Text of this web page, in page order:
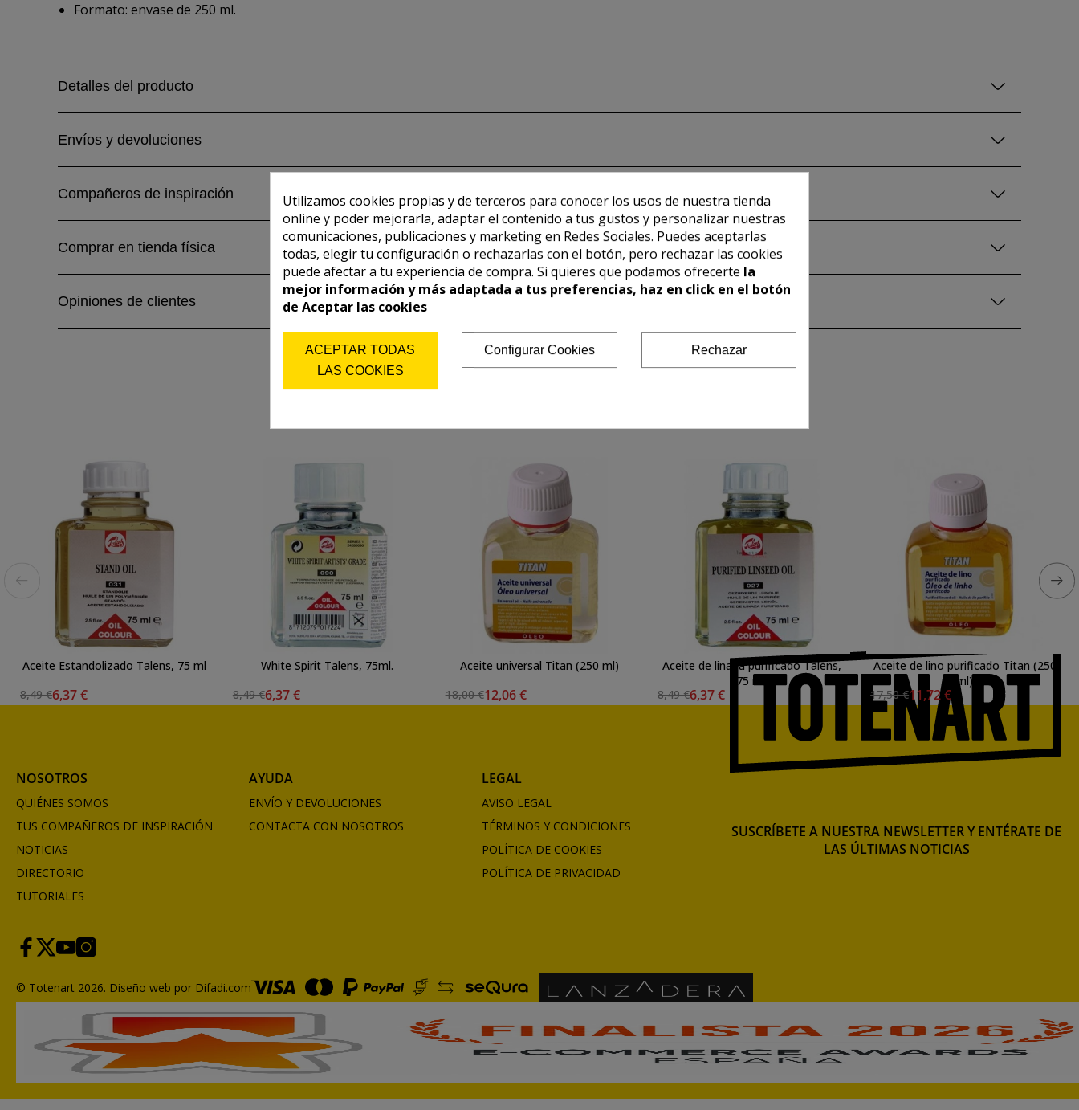
Formato: envase de 250 ml.
Detalles del producto
Envíos y devoluciones
Compañeros de inspiración
Comprar en tienda física
Opiniones de clientes
Aceite Estandolizado Talens, 75 ml
8,49 €6,37 €
White Spirit Talens, 75ml.
8,49 €6,37 €
Aceite universal Titan (250 ml)
18,00 €12,06 €
Aceite de linaza purificado Talens,
75 ml.
8,49 €6,37 €
Aceite de lino purificado Titan (250
ml)
17,50 €11,72 €
NOSOTROS
QUIÉNES SOMOS
TUS COMPAÑEROS DE INSPIRACIÓN
NOTICIAS
DIRECTORIO
TUTORIALES
AYUDA
ENVÍO Y DEVOLUCIONES
CONTACTA CON NOSOTROS
LEGAL
AVISO LEGAL
TÉRMINOS Y CONDICIONES
POLÍTICA DE COOKIES
POLÍTICA DE PRIVACIDAD
SUSCRÍBETE A NUESTRA NEWSLETTER Y ENTÉRATE DE
LAS ÚLTIMAS NOTICIAS
© Totenart 2026. Diseño web por Difadi.com
Utilizamos cookies propias y de terceros para conocer los usos de nuestra tienda
online y poder mejorarla, adaptar el contenido a tus gustos y personalizar nuestras
comunicaciones, publicaciones y marketing en Redes Sociales. Puedes aceptarlas
todas, elegir tu configuración o rechazarlas con el botón, pero rechazar las cookies
puede afectar a tu experiencia de compra. Si quieres que podamos ofrecerte la
mejor información y más adaptada a tus preferencias, haz en click en el botón
de Aceptar las cookies
ACEPTAR TODAS
LAS COOKIES
Configurar Cookies Rechazar